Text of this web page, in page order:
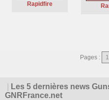
Rapidfire
Pages : 1
Les 5 dernières news
GNRFrance.net